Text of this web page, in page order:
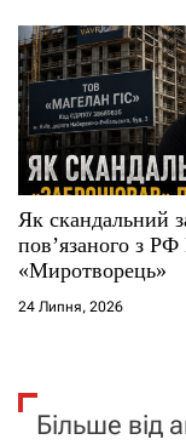
Як скандальний
повʼязаного з РФ
«Миротворець»
24 Липня, 2026
Більше від